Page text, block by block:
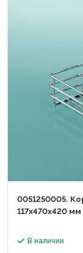
0051250005.
117х470х420 мм
В наличии